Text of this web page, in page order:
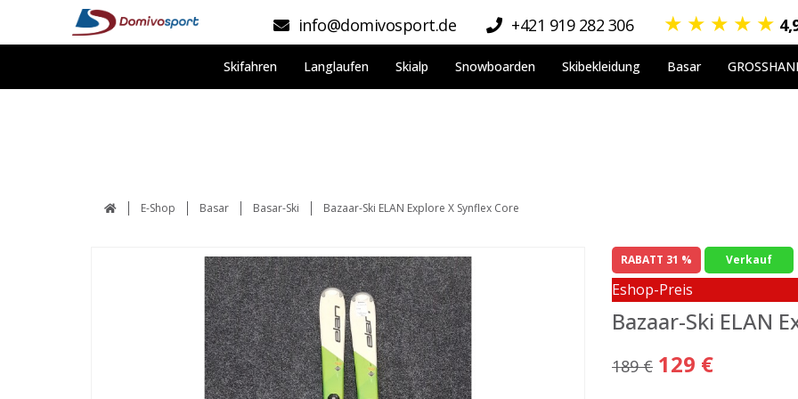
info@domivosport.de +421 919 282 306 ★ ★ ★ ★ ★
Skifahren Langlaufen Skialp Snowboarden Skibekleidung Basar
E-Shop Basar Basar-Ski Bazaar-Ski ELAN Explore X Synflex Core
RABATT 31 % Verkauf
Eshop-Preis
Bazaar-Ski ELAN
189 € 129 €